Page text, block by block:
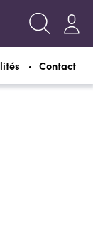
Contact